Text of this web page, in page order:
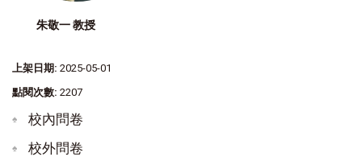
朱敬一 教授
上架日期: 2025-05-01
點閱次數: 2207
校內問卷
校外問卷